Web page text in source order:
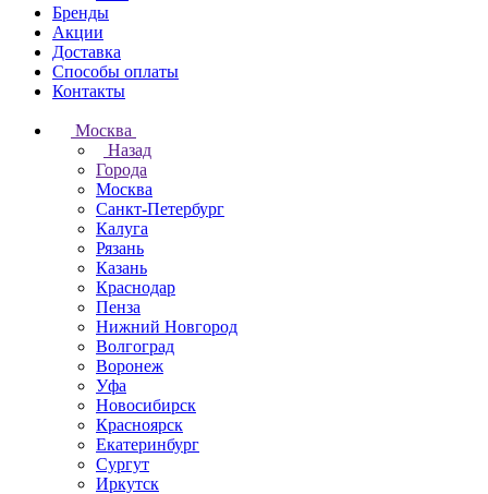
Бренды
Акции
Доставка
Способы оплаты
Контакты
Москва
Назад
Города
Москва
Санкт-Петербург
Калуга
Рязань
Казань
Краснодар
Пенза
Нижний Новгород
Волгоград
Воронеж
Уфа
Новосибирск
Красноярск
Екатеринбург
Сургут
Иркутск